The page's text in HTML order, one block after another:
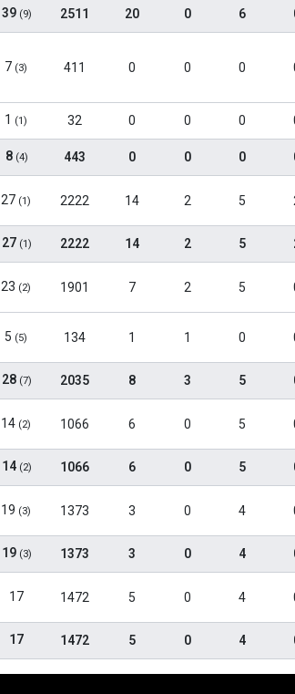
39 (9) 2511 20 0 6
7 (3) 411 0 0 0
1 (1) 32 0 0 0
8 (4) 443 0 0 0
27 (1) 2222 14 2 5
27 (1) 2222 14 2 5
23 (2) 1901 7 2 5
5 (5) 134 1 1 0
28 (7) 2035 8 3 5
14 (2) 1066 6 0 5
14 (2) 1066 6 0 5
19 (3) 1373 3 0 4
19 (3) 1373 3 0 4
17 1472 5 0 4
17 1472 5 0 4